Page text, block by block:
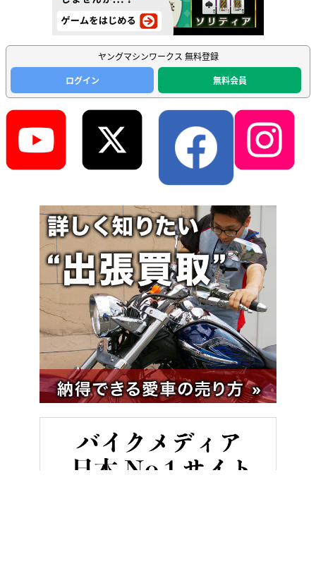
ヤングマシンワークス 無料登録
ログイン
無料会員